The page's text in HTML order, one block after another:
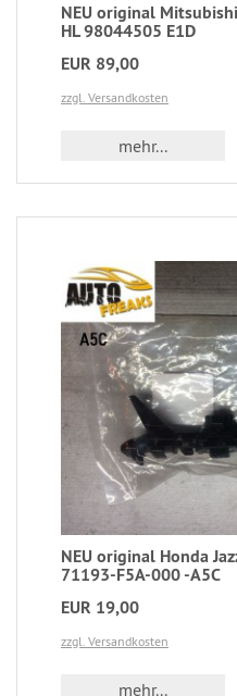
NEU original
HL 98044505 E1D
EUR 89,00
zzgl. Versandkosten
mehr...
NEU original Honda
71193-F5A-000 -A5C
EUR 19,00
zzgl. Versandkosten
mehr...